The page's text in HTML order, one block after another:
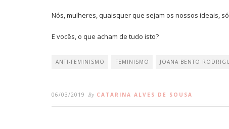
Nós, mulheres, quaisquer que sejam os nossos ideais,
E vocês, o que acham de tudo isto?
ANTI-FEMINISMO FEMINISMO JOANA BENTO
06/03/2019 By CATARINA ALVES DE SOUSA